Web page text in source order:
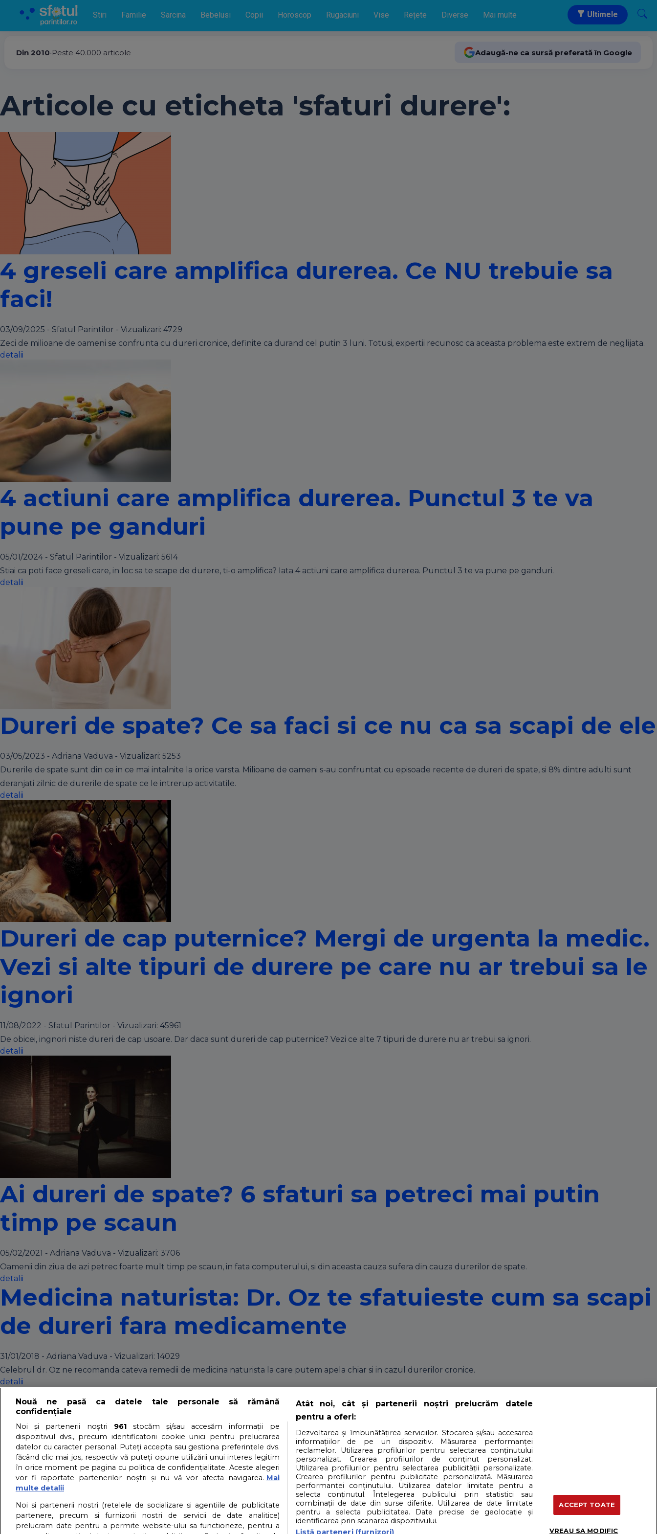
Stiri Familie Sarcina Bebelusi Copii Horoscop Rugaciuni Vise Rețete Diverse Mai multe Ultimele
Din 2010•Peste 40.000 articole Adaugă-ne ca sursă preferată în Google
Articole cu eticheta 'sfaturi durere':
4 greseli care amplifica durerea. Ce NU trebuie sa
faci!
03/09/2025 - Sfatul Parintilor - Vizualizari: 4729
Zeci de milioane de oameni se confrunta cu dureri cronice, definite ca durand cel putin 3 luni. Totusi, expertii recunosc ca aceasta problema este extrem de neglijata.
detalii
4 actiuni care amplifica durerea. Punctul 3 te va
pune pe ganduri
05/01/2024 - Sfatul Parintilor - Vizualizari: 5614
Stiai ca poti face greseli care, in loc sa te scape de durere, ti-o amplifica? Iata 4 actiuni care amplifica durerea. Punctul 3 te va pune pe ganduri.
detalii
Dureri de spate? Ce sa faci si ce nu ca sa scapi de ele
03/05/2023 - Adriana Vaduva - Vizualizari: 5253
Durerile de spate sunt din ce in ce mai intalnite la orice varsta. Milioane de oameni s-au confruntat cu episoade recente de dureri de spate, si 8% dintre adulti sunt
deranjati zilnic de durerile de spate ce le intrerup activitatile.
detalii
Dureri de cap puternice? Mergi de urgenta la medic.
Vezi si alte tipuri de durere pe care nu ar trebui sa le
ignori
11/08/2022 - Sfatul Parintilor - Vizualizari: 45961
De obicei, ingnori niste dureri de cap usoare. Dar daca sunt dureri de cap puternice? Vezi ce alte 7 tipuri de durere nu ar trebui sa ignori.
detalii
Ai dureri de spate? 6 sfaturi sa petreci mai putin
timp pe scaun
05/02/2021 - Adriana Vaduva - Vizualizari: 3706
Oamenii din ziua de azi petrec foarte mult timp pe scaun, in fata computerului, si din aceasta cauza sufera din cauza durerilor de spate.
detalii
Medicina naturista: Dr. Oz te sfatuieste cum sa scapi
de dureri fara medicamente
31/01/2018 - Adriana Vaduva - Vizualizari: 14029
Celebrul dr. Oz ne recomanda cateva remedii de medicina naturista la care putem apela chiar si in cazul durerilor cronice.
detalii
8 moduri naturale de a scapa de orice tip de durere
20/05/2013 - Sfatul Parintilor - Vizualizari:
5777
Din nefericire, durerea este ceva foarte des intalnit in vietile noastre, ale tuturor. Fie ca te-a intepat o albina, fie ca te doare capul sau spatele, fie ca te-ai epilat cu ceara in
zona inghinala si acum suferi din cauza asta, cert este ca in marea majoritate a cazurilor nu poti scapa de durere doar inghitind o simpla aspirina. Noi iti propunem cateva
metode naturale care ajuta la diminuarea intensitatii durerii, fara sa de indopi de analgezice.
About us – Despre noi Contact Partener: Depositphotos.com Partener: Dreamstime
GDPR – Confidentialitatea datelor cu caracter personal Politica cookies
Nouă ne pasă ca datele tale personale să rămână
confidențiale
Noi și partenerii noștri 961stocăm și/sau accesăm informații pe
dispozitivul dvs., precum identificatorii cookie unici pentru prelucrarea
datelor cu caracter personal. Puteți accepta sau gestiona preferințele dvs.
făcând clic mai jos, respectiv vă puteți opune utilizării unui interes legitim
în orice moment pe pagina cu politica de confidențialitate. Aceste alegeri
vor fi raportate partenerilor noștri și nu vă vor afecta navigarea. Mai
multe detalii
Noi si partenerii nostri (retelele de socializare si agentiile de publicitate
partenere, precum si furnizorii nostri de servicii de date analitice)
prelucram date pentru a permite website-ului sa functioneze, pentru a
Atât noi, cât și partenerii noștri prelucrăm datele
pentru a oferi:
Dezvoltarea și îmbunătățirea serviciilor. Stocarea și/sau accesarea
informațiilor de pe un dispozitiv. Măsurarea performanței
reclamelor. Utilizarea profilurilor pentru selectarea conținutului
personalizat. Crearea profilurilor de conținut personalizat.
Utilizarea profilurilor pentru selectarea publicității personalizate.
Crearea profilurilor pentru publicitate personalizată. Măsurarea
performanței conținutului. Utilizarea datelor limitate pentru a
selecta conținutul. Înțelegerea publicului prin statistici sau
combinații de date din surse diferite. Utilizarea de date limitate
pentru a selecta publicitatea. Date precise de geolocație și
identificarea prin scanarea dispozitivului.
Listă parteneri (furnizori)
ACCEPT TOATE
VREAU SA MODIFIC